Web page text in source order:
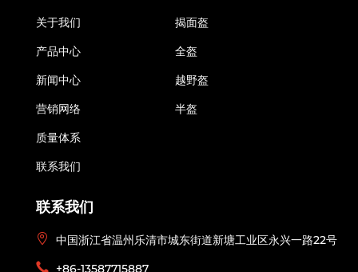
关于我们
产品中心
新闻中心
营销网络
质量体系
联系我们
揭面盔
全盔
越野盔
半盔
联系我们
中国浙江省温州乐清市城东街道新塘工业区永兴一路22号
+86-13587715887